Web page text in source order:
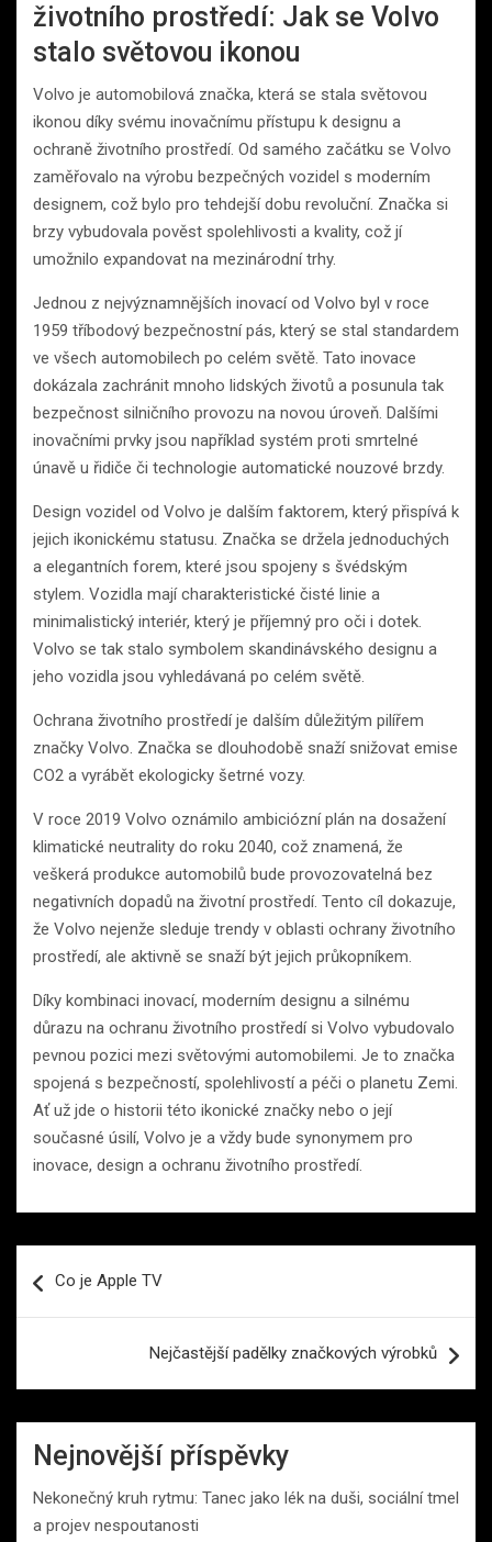
životního prostředí: Jak se Volvo
stalo světovou ikonou
Volvo je automobilová značka, která se stala světovou
ikonou díky svému inovačnímu přístupu k designu a
ochraně životního prostředí. Od samého začátku se Volvo
zaměřovalo na výrobu bezpečných vozidel s moderním
designem, což bylo pro tehdejší dobu revoluční. Značka si
brzy vybudovala pověst spolehlivosti a kvality, což jí
umožnilo expandovat na mezinárodní trhy.
Jednou z nejvýznamnějších inovací od Volvo byl v roce
1959 tříbodový bezpečnostní pás, který se stal standardem
ve všech automobilech po celém světě. Tato inovace
dokázala zachránit mnoho lidských životů a posunula tak
bezpečnost silničního provozu na novou úroveň. Dalšími
inovačními prvky jsou například systém proti smrtelné
únavě u řidiče či technologie automatické nouzové brzdy.
Design vozidel od Volvo je dalším faktorem, který přispívá k
jejich ikonickému statusu. Značka se držela jednoduchých
a elegantních forem, které jsou spojeny s švédským
stylem. Vozidla mají charakteristické čisté linie a
minimalistický interiér, který je příjemný pro oči i dotek.
Volvo se tak stalo symbolem skandinávského designu a
jeho vozidla jsou vyhledávaná po celém světě.
Ochrana životního prostředí je dalším důležitým pilířem
značky Volvo. Značka se dlouhodobě snaží snižovat emise
CO2 a vyrábět ekologicky šetrné vozy.
V roce 2019 Volvo oznámilo ambiciózní plán na dosažení
klimatické neutrality do roku 2040, což znamená, že
veškerá produkce automobilů bude provozovatelná bez
negativních dopadů na životní prostředí. Tento cíl dokazuje,
že Volvo nejenže sleduje trendy v oblasti ochrany životního
prostředí, ale aktivně se snaží být jejich průkopníkem.
Díky kombinaci inovací, moderním designu a silnému
důrazu na ochranu životního prostředí si Volvo vybudovalo
pevnou pozici mezi světovými automobilemi. Je to značka
spojená s bezpečností, spolehlivostí a péči o planetu Zemi.
Ať už jde o historii této ikonické značky nebo o její
současné úsilí, Volvo je a vždy bude synonymem pro
inovace, design a ochranu životního prostředí.
proCo je Apple TV
Nejčastější padělky značkových výrobků
Nejnovější příspěvky
Nekonečný kruh rytmu: Tanec jako lék na duši, sociální tmel
a projev nespoutanosti